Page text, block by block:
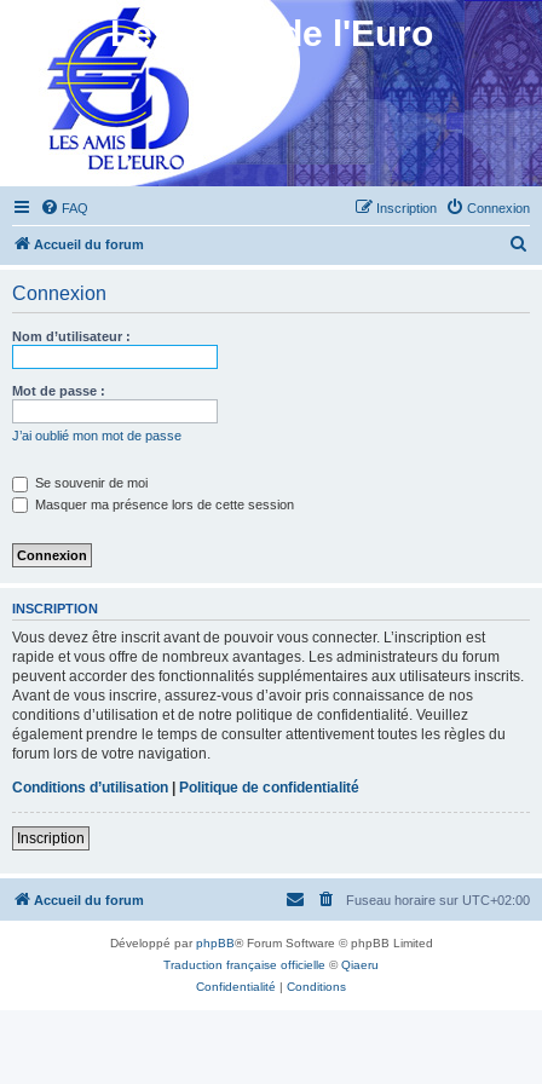
Les Amis de l'Euro
FAQ Connexion
Inscription
Accueil du forum
Connexion
Nom d’utilisateur :
Mot de passe :
J’ai oublié mon mot de passe
Se souvenir de moi
Masquer ma présence lors de cette session
INSCRIPTION
Vous devez être inscrit avant de pouvoir vous connecter. L’inscription est
rapide et vous offre de nombreux avantages. Les administrateurs du forum
peuvent accorder des fonctionnalités supplémentaires aux utilisateurs inscrits.
Avant de vous inscrire, assurez-vous d’avoir pris connaissance de nos
conditions d’utilisation et de notre politique de confidentialité. Veuillez
également prendre le temps de consulter attentivement toutes les règles du
forum lors de votre navigation.
Conditions d’utilisation | Politique de confidentialité
Inscription
Accueil du forum Fuseau horaire sur UTC+02:00
Développé parphpBB® Forum Software © phpBB Limited
Traduction française officielle ©Qiaeru
Confidentialité | Conditions